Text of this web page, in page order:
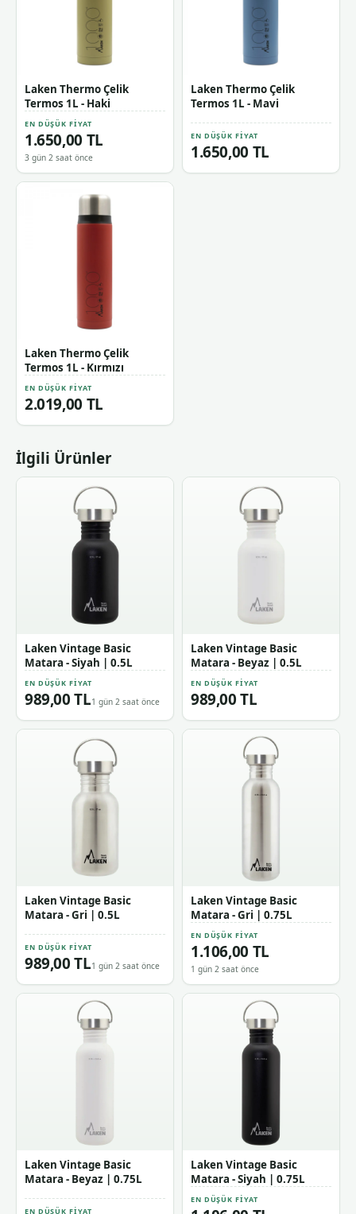
Laken Thermo Çelik
Termos 1L - Haki
EN DÜŞÜK FIYAT
1.650,00 TL
3 gün 2 saat önce
Laken Thermo Çelik
Termos 1L - Mavi
EN DÜŞÜK FIYAT
1.650,00 TL
Laken Thermo Çelik
Termos 1L - Kırmızı
EN DÜŞÜK FIYAT
2.019,00 TL
İlgili Ürünler
Laken Vintage Basic
Matara - Siyah | 0.5L
EN DÜŞÜK FIYAT
989,00 TL1 gün 2 saat önce
Laken Vintage Basic
Matara - Beyaz | 0.5L
EN DÜŞÜK FIYAT
989,00 TL
Laken Vintage Basic
Matara - Gri | 0.5L
EN DÜŞÜK FIYAT
989,00 TL1 gün 2 saat önce
Laken Vintage Basic
Matara - Gri | 0.75L
EN DÜŞÜK FIYAT
1.106,00 TL
1 gün 2 saat önce
Laken Vintage Basic
Matara - Beyaz | 0.75L
EN DÜŞÜK FIYAT
Laken Vintage Basic
Matara - Siyah | 0.75L
EN DÜŞÜK FIYAT